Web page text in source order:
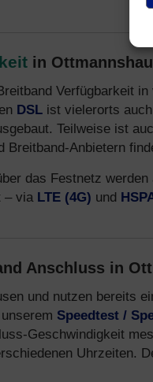
in
Verfügbarkeit
DSL ist vielerorts
Teilweise ist
Breitband-Anbietern
das Festnetz
– via LTE (4G) und
Anschluss in
und nutzen bereits
Speedtest /
Geschwindigkeit
Uhrzeiten.